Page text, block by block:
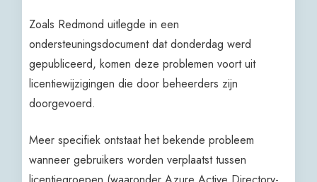
Zoals Redmond uitlegde in een
ondersteuningsdocument dat donderdag werd
gepubliceerd, komen deze problemen voort uit
licentiewijzigingen die door beheerders zijn
doorgevoerd.
Meer specifiek ontstaat het bekende probleem
wanneer gebruikers worden verplaatst tussen